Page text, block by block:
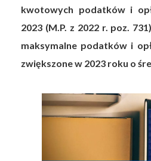
kwotowych podatków i
2023 (M.P. z 2022 r. poz.
maksymalne podatków i
zwiększone w 2023 roku o